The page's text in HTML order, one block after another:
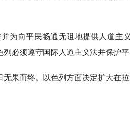
为向平民畅通无阻地提供人道主
必须遵守国际人道主义法并保护平
果而终。以色列方面决定扩大在拉